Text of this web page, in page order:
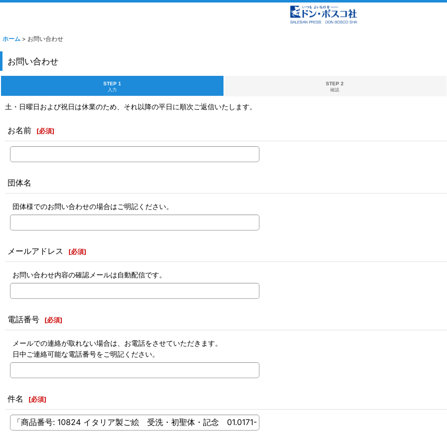
ホーム > お問い合わせ
お問い合わせ
STEP 1
入力
STEP 2
確認
土・日曜日および祝日は休業のため、それ以降の平日に順次ご返信いたします。
お名前 [必須]
団体名
団体様でのお問い合わせの場合はご明記ください。
メールアドレス [必須]
お問い合わせ内容の確認メールは自動配信です。
電話番号 [必須]
メールでの連絡が取れない場合は、お電話をさせていただきます。
日中ご連絡可能な電話番号をご明記ください。
件名 [必須]